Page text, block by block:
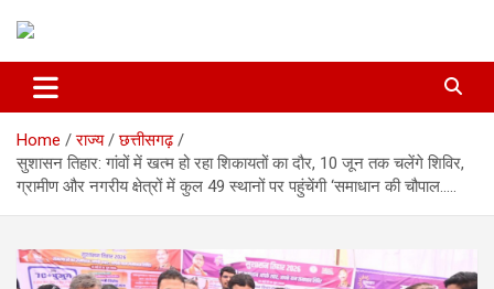
Home राज्य
छत्तीसगढ़
​सुशासन तिहार: गांवों में खत्म हो रहा शिकायतों का दौर, 10 जून तक चलेंगे शिविर,
ग्रामीण और नगरीय क्षेत्रों में कुल 49 स्थानों पर पहुंचेंगी ‘समाधान की चौपाल…..